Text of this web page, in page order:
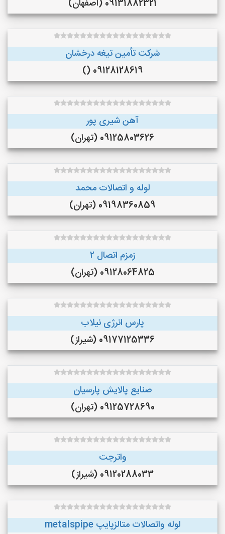
09131882321 (اصفهان)
شرکت تأمین تیغه درخشان
09128128619 ()
آهن شیری پور
09125803626 (تهران)
لوله و اتصالات محمد
09198360859 (تهران)
زمزم اتصال ۲
09128064825 (تهران)
پارس انرژی نیلاب
09177125336 (شیراز)
صنایع پالایش پارسیان
09125728690 (تهران)
واترجت
09120288033 (شیراز)
لوله واتصالات متالزپایپ metalspipe